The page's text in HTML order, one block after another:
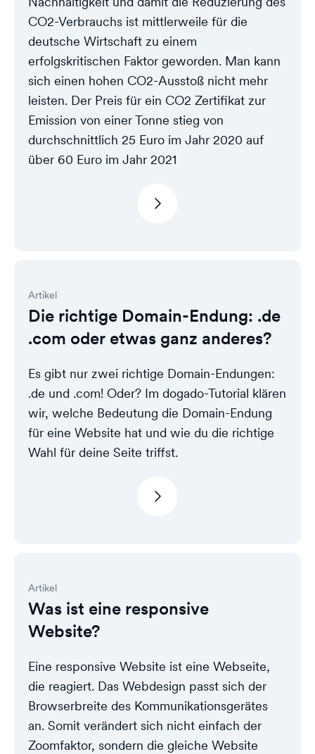
CO2-Verbrauchs ist mittlerweile für die
deutsche Wirtschaft zu einem
erfolgskritischen Faktor geworden. Man kann
sich einen hohen CO2-Ausstoß nicht mehr
leisten. Der Preis für ein CO2 Zertifikat zur
Emission von einer Tonne stieg von
durchschnittlich 25 Euro im Jahr 2020 auf
über 60 Euro im Jahr 2021
Artikel
Die richtige Domain-Endung: .de
.com oder etwas ganz anderes?
Es gibt nur zwei richtige Domain-Endungen:
.de und .com! Oder? Im dogado-Tutorial klären
wir, welche Bedeutung die Domain-Endung
für eine Website hat und wie du die richtige
Wahl für deine Seite triffst.
Artikel
Was ist eine responsive
Website?
Eine responsive Website ist eine Webseite,
die reagiert. Das Webdesign passt sich der
Browserbreite des Kommunikationsgerätes
an. Somit verändert sich nicht einfach der
Zoomfaktor, sondern die gleiche Website